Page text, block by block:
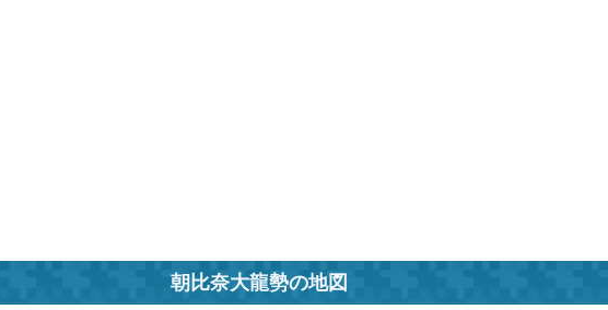
朝比奈大龍勢の地図